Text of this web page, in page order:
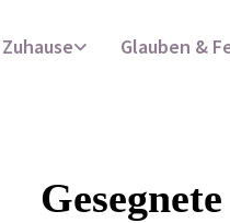
Glauben &